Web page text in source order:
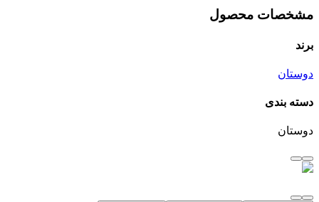
مشخصات محصول
برند
دوستان
دسته بندی
دوستان